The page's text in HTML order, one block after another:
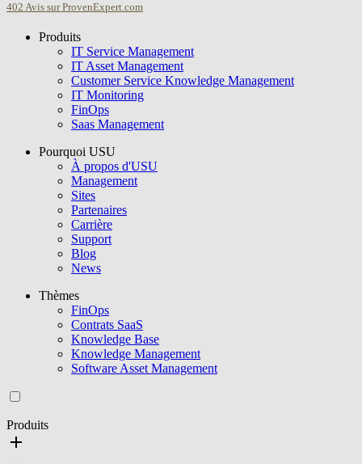
USU GmbH
402 Avis sur ProvenExpert.com
Produits
IT Service Management
IT Asset Management
Customer Service Knowledge Management
IT Monitoring
FinOps
Saas Management
Pourquoi USU
À propos d'USU
Management
Sites
Partenaires
Carrière
Support
Blog
News
Thèmes
FinOps
Contrats SaaS
Knowledge Base
Knowledge Management
Software Asset Management
Produits